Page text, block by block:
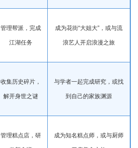
管理帮派，完成
江湖任务
成为花街“大姐大”，或与流
浪艺人开启浪漫之旅
收集历史碎片，
解开身世之谜
与学者一起完成研究，或找
到自己的家族渊源
管理糕点店，研 成为知名糕点师，或与厨师